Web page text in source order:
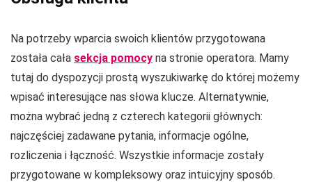
Na potrzeby wparcia swoich klientów przygotowana
została cała sekcja pomocy na stronie operatora. Mamy
tutaj do dyspozycji prostą wyszukiwarkę do której możemy
wpisać interesujące nas słowa klucze. Alternatywnie,
można wybrać jedną z czterech kategorii głównych:
najczęściej zadawane pytania, informacje ogólne,
rozliczenia i łączność. Wszystkie informacje zostały
przygotowane w kompleksowy oraz intuicyjny sposób.